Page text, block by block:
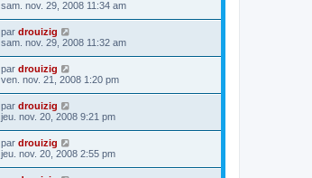
sam. nov. 29, 2008 11:34 am
par drouizig
sam. nov. 29, 2008 11:32 am
par drouizig
ven. nov. 21, 2008 1:20 pm
par drouizig
jeu. nov. 20, 2008 9:21 pm
par drouizig
jeu. nov. 20, 2008 2:55 pm